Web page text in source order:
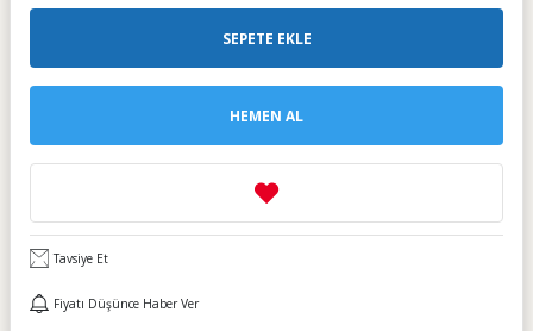
SEPETE EKLE
HEMEN AL
Tavsiye Et
Fiyatı Düşünce Haber Ver